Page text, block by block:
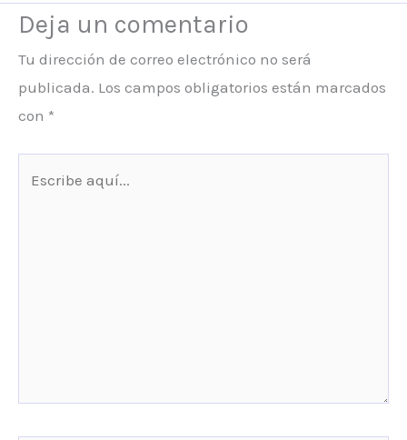
Deja un comentario
Tu dirección de correo electrónico no será
publicada. Los campos obligatorios están marcados
con *